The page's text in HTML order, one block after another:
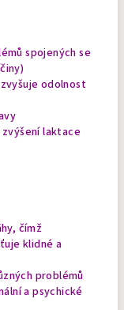
spojených se
odolnost
laktace
čímž
klidné a
problémů
a psychické